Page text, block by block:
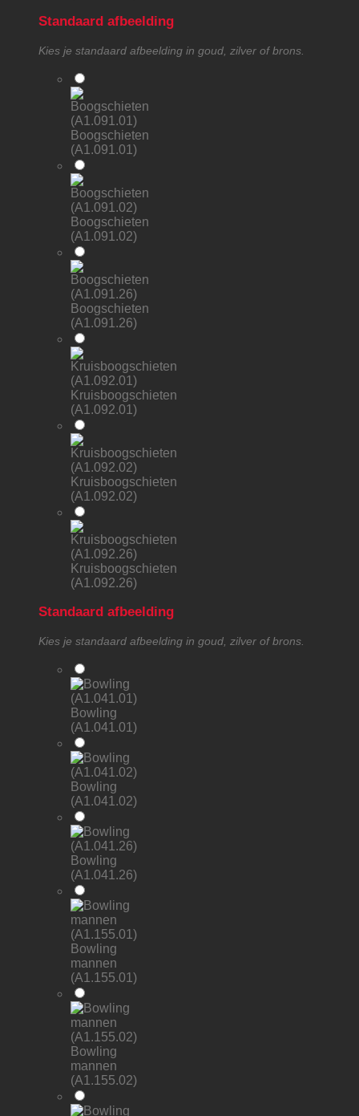
Standaard afbeelding
Kies je standaard afbeelding in goud, zilver of brons.
Boogschieten
(A1.091.01)
Boogschieten
(A1.091.02)
Boogschieten
(A1.091.26)
Kruisboogschieten
(A1.092.01)
Kruisboogschieten
(A1.092.02)
Kruisboogschieten
(A1.092.26)
Standaard afbeelding
Kies je standaard afbeelding in goud, zilver of brons.
Bowling
(A1.041.01)
Bowling
(A1.041.02)
Bowling
(A1.041.26)
Bowling
mannen
(A1.155.01)
Bowling
mannen
(A1.155.02)